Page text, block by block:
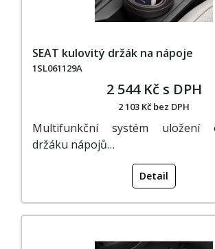
SEAT kulovitý držák na nápoje
1SL061129A
2 544 Kč s DPH
2 103 Kč bez DPH
Multifunkční systém uložení
držáku nápojů…
Detail